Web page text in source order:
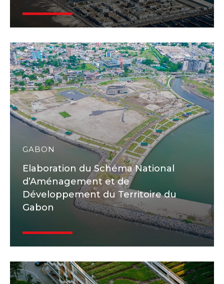
GABON
Elaboration du Schéma National
d’Aménagement et de
Développement du Territoire du
Gabon